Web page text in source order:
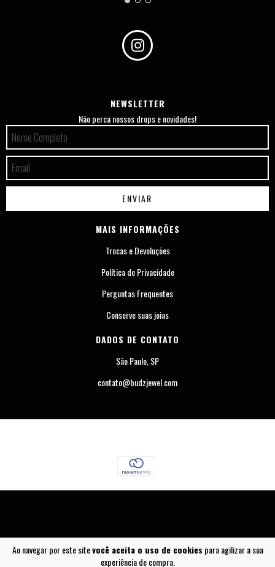
Ao navegar por este sitevocê aceita o uso de cookies para agilizar a sua
experiência de compra.
NEWSLETTER
Não perca nossos drops e novidades!
MAIS INFORMAÇÕES
Trocas e Devoluções
Política de Privacidade
Perguntas Frequentes
Conserve suas joias
DADOS DE CONTATO
São Paulo, SP
contato@budzjewel.com